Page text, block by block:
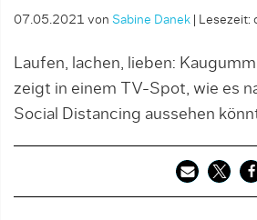
07.05.2021 von Sabine Danek Lesezeit:
Laufen, lachen, lieben:
zeigt in einem TV-Spot, wie es
Social Distancing aussehen